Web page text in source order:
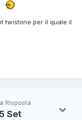
twistone per il quale il
Risposta
Set